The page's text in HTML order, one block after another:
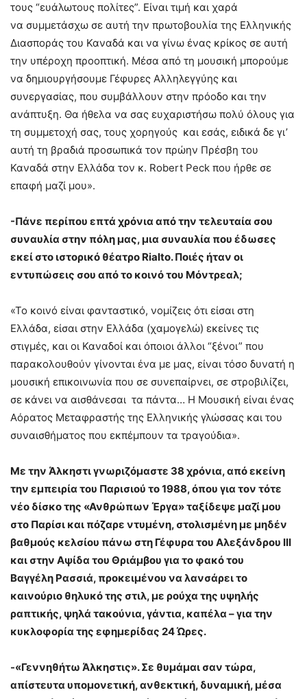
τους “ευάλωτους πολίτες”. Είναι τιμή και χαρά
να συμμετάσχω σε αυτή την πρωτοβουλία της Ελληνικής
Διασποράς του Καναδά και να γίνω ένας κρίκος σε αυτή
την υπέροχη προοπτική. Μέσα από τη μουσική μπορούμε
να δημιουργήσουμε Γέφυρες Αλληλεγγύης και
συνεργασίας, που συμβάλλουν στην πρόοδο και την
ανάπτυξη. Θα ήθελα να σας ευχαριστήσω πολύ όλους για
τη συμμετοχή σας, τους χορηγούς και εσάς, ειδικά δε γι’
αυτή τη βραδιά προσωπικά τον πρώην Πρέσβη του
Καναδά στην Ελλάδα τον κ. Robert Peck που ήρθε σε
επαφή μαζί μου».
-Πάνε περίπου επτά χρόνια από την τελευταία σου
συναυλία στην πόλη μας, μια συναυλία που έδωσες
εκεί στο ιστορικό θέατρο Rialto. Ποιές ήταν οι
εντυπώσεις σου από το κοινό του Μόντρεαλ;
«Το κοινό είναι φανταστικό, νομίζεις ότι είσαι στη
Ελλάδα, είσαι στην Ελλάδα (χαμογελώ) εκείνες τις
στιγμές, και οι Καναδοί και όποιοι άλλοι “ξένοι” που
παρακολουθούν γίνονται ένα με μας, είναι τόσο δυνατή η
μουσική επικοινωνία που σε συνεπαίρνει, σε στροβιλίζει,
σε κάνει να αισθάνεσαι τα πάντα… Η Μουσική είναι ένας
Αόρατος Μεταφραστής της Ελληνικής γλώσσας και του
συναισθήματος που εκπέμπουν τα τραγούδια».
Με την Άλκηστι γνωριζόμαστε 38 χρόνια, από εκείνη
την εμπειρία του Παρισιού το 1988, όπου για τον τότε
νέο δίσκο της «Ανθρώπων Έργα» ταξίδεψε μαζί μου
στο Παρίσι και πόζαρε ντυμένη, στολισμένη με μηδέν
βαθμούς κελσίου πάνω στη Γέφυρα του Αλεξάνδρου ΙΙΙ
και στην Αψίδα του Θριάμβου για το φακό του
Βαγγέλη Ρασσιά, προκειμένου να λανσάρει το
καινούριο θηλυκό της στιλ, με ρούχα της υψηλής
ραπτικής, ψηλά τακούνια, γάντια, καπέλα – για την
κυκλοφορία της εφημερίδας 24 Ώρες.
-«Γεννηθήτω Άλκηστις». Σε θυμάμαι σαν τώρα,
απίστευτα υπομονετική, ανθεκτική, δυναμική, μέσα